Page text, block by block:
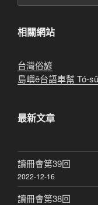
相關網站
台灣俗諺
島嶼ê台語車幫 Tó-
最新文章
讀冊會第39回
2022-12-16
讀冊會第38回